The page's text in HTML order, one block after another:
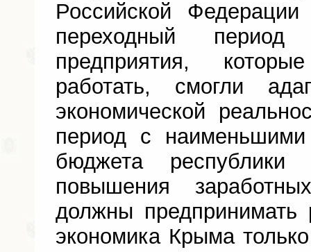
Российской
переходный
предприятия,
работать, смогли
экономической
период с
бюджета
повышения
должны
экономика Крыма